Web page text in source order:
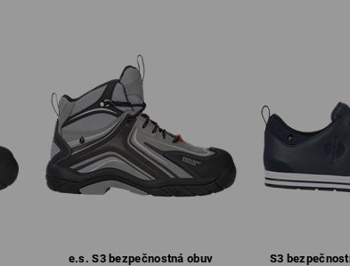
odvádza vlhkosť. Princíp priedušnej obuvi preto funguje iba
ponožkami. Iba kombinácia funkčných ponožiek a
odvádza pot von. Tak môže pôsobiť princíp priedušnosti.
Bližšie informácie získate po kliknutí na tlačidlo „Dátový list“.
Dátový list
e.s. S3 bezpečnostná obuv
S3